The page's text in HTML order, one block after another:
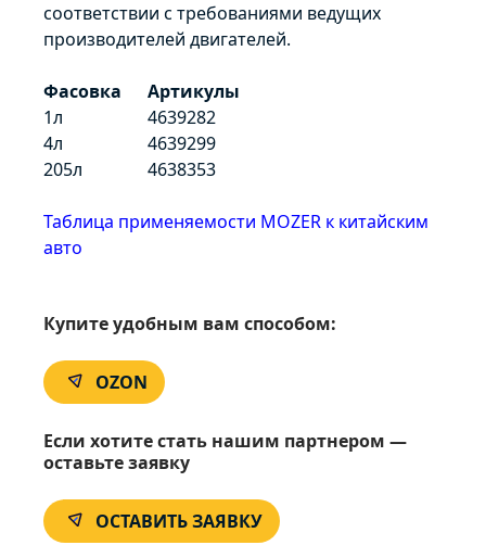
соответствии с требованиями ведущих
производителей двигателей.
Фасовка
Артикулы
1л
4639282
4л
4639299
205л
4638353
Таблица применяемости MOZER к китайским
авто
Купите удобным вам способом:
OZON
Если хотите стать нашим партнером —
оставьте заявку
ОСТАВИТЬ ЗАЯВКУ